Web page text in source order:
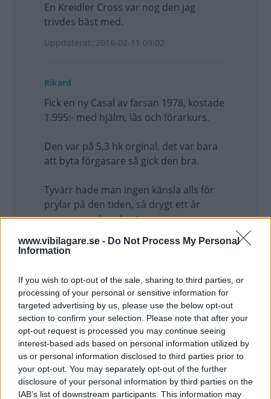
www.vibilagare.se - Do Not Process My Personal
Information
If you wish to opt-out of the sale, sharing to third parties, or
processing of your personal or sensitive information for
targeted advertising by us, please use the below opt-out
section to confirm your selection. Please note that after your
opt-out request is processed you may continue seeing
interest-based ads based on personal information utilized by
us or personal information disclosed to third parties prior to
your opt-out. You may separately opt-out of the further
disclosure of your personal information by third parties on the
IAB’s list of downstream participants. This information may
En Kreidler Cross var nog den jag
trivdes bäst med.
Uppdaterat: 2016-02-11 09:02
Rikard
Fick en ny Casal av farsan 1978, kostade
1.995:- med hjälm, lås och förarkurs.
Den var på 5,3 hk orginal, det var bara
att byta förgasare så gick den bra.
Tyvärr hade man ingen känsla alls för
prylar på den tiden, så drygt ett år
senare var den skrot.
Uppdaterat: 2016-02-11 09:08
Rikard
Min far körde lastbil, och kom hem med
en Apollo med Victoria motor 50 talare,
från en vindsstädning, moppen var
nära nog oanvänd. Det luktade skunk i
tanken, men vi tvättade ur den och
hällde i ny soppa, 2 tramp senare gick
den, däcken höll konstigt nog luften